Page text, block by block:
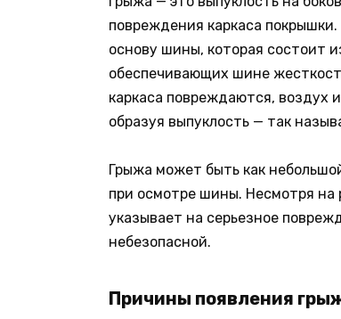
повреждения каркаса
основу шины, которая состоит
обеспечивающих шине
каркаса повреждаются, воздух
образуя выпуклость — так
Грыжа может быть как
при осмотре шины. Несмотря на
указывает на серьезное
небезопасной.
Причины появления